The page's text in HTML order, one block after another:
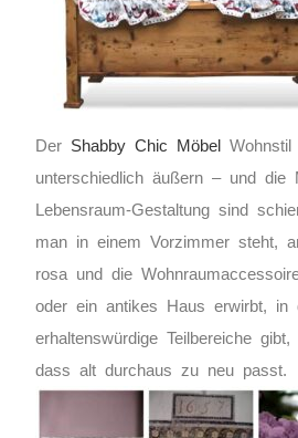
Der Shabby Chic Möbel
unterschiedlich äußern – und die
Lebensraum-Gestaltung sind
man in einem Vorzimmer steht,
rosa und die
oder ein antikes Haus erwirbt, in
erhaltenswürdige Teilbereiche
dass alt durchaus zu neu passt.